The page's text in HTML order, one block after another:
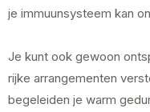
je immuunsysteem kan
Je kunt ook gewoon
rijke arrangementen
begeleiden je warm